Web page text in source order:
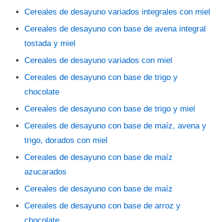
Cereales de desayuno variados integrales con miel
Cereales de desayuno con base de avena integral
tostada y miel
Cereales de desayuno variados con miel
Cereales de desayuno con base de trigo y
chocolate
Cereales de desayuno con base de trigo y miel
Cereales de desayuno con base de maíz, avena y
trigo, dorados con miel
Cereales de desayuno con base de maíz
azucarados
Cereales de desayuno con base de maíz
Cereales de desayuno con base de arroz y